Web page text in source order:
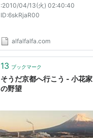
:2010/04/13(火) 02:40:40
ID:6skRjaR00
alfalfalfa.com
13 ブックマーク
そうだ京都へ行こう - 小花家
の野望